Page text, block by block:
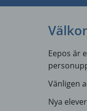
Eepos är
Vänligen
Nya